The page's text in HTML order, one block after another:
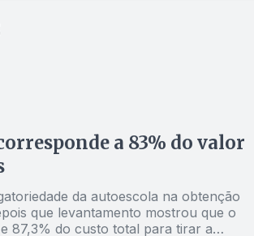
a 83% do valor
da autoescola na obtenção
que levantamento mostrou que o
87,3% do custo total para tirar a